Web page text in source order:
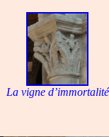
La vigne d’immortalité